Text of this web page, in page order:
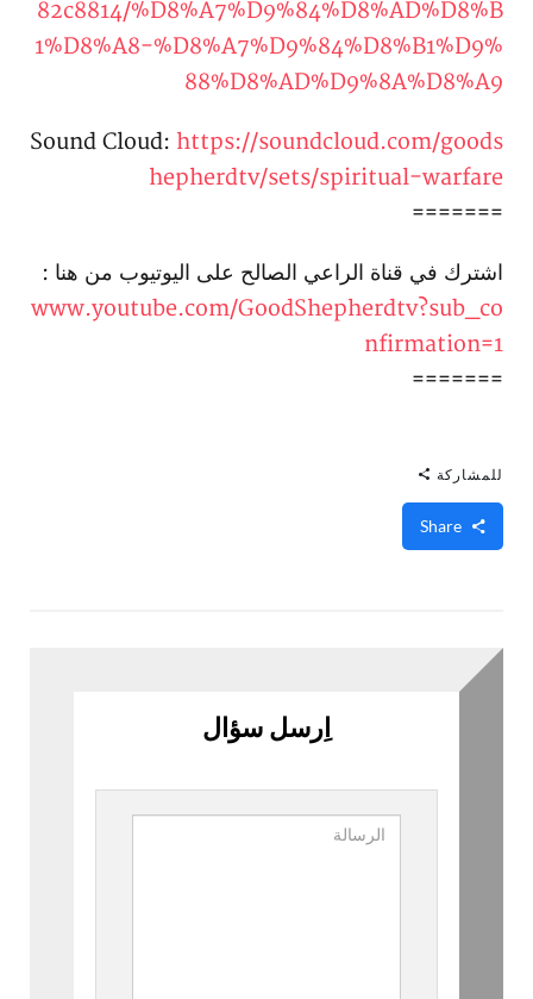
82c8814/%D8%A7%D9%84%D8%AD%D8%B
1%D8%A8-%D8%A7%D9%84%D8%B1%D9%
88%D8%AD%D9%8A%D8%A9
Sound Cloud: https://soundcloud.com/goods
hepherdtv/sets/spiritual-warfare
=======
اشترك في قناة الراعي الصالح على اليوتيوب من هنا :
www.youtube.com/GoodShepherdtv?sub_co
nfirmation=1
=======
للمشاركة
اِرسل سؤال